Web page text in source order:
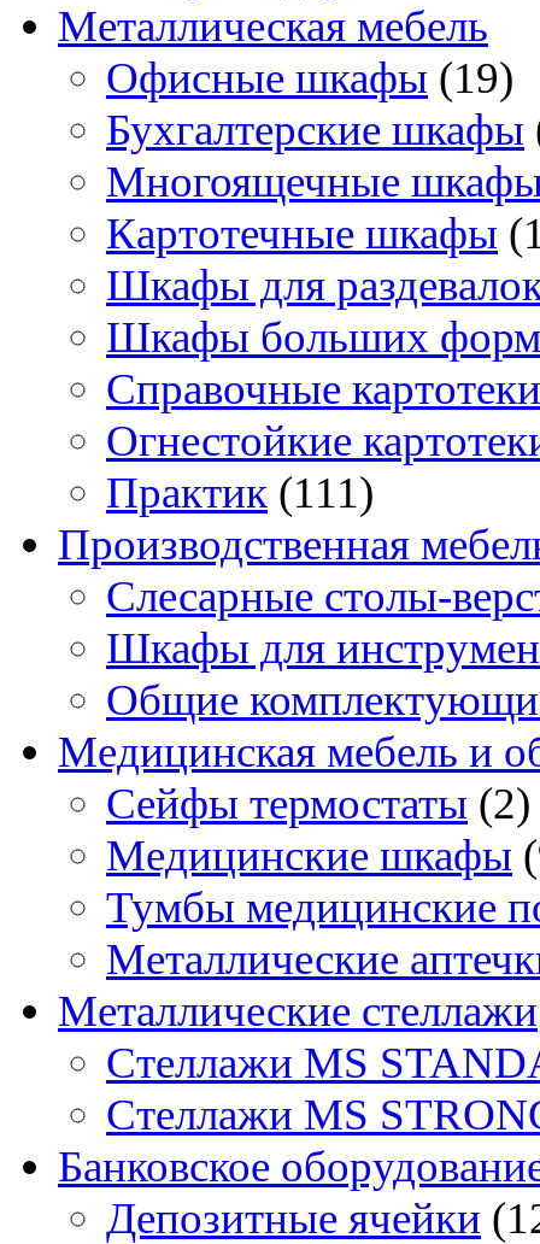
Металлическая мебель
Офисные шкафы (19)
Бухгалтерские шкафы
Многоящечные
Картотечные шкафы
Шкафы для
Шкафы больших
Справочные картотеки
Огнестойкие
Практик (111)
Производственная
Слесарные столы-
Шкафы для
Общие
Медицинская мебель и
Сейфы термостаты (2)
Медицинские шкафы
Тумбы медицинские
Металлические
Металлические стеллажи
Стеллажи MS
Стеллажи MS
Банковское
Депозитные ячейки